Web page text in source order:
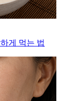
게 먹는 법